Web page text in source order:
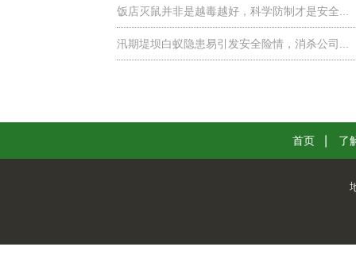
饭店灭鼠并非是越毒越好，科学防制才是安全...
汛期堤坝白蚁隐患易引发安全险情，消杀公司...
首页 了